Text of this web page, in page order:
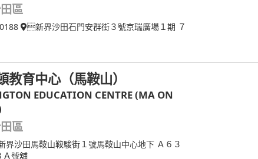
區
新界沙田石門安群街３號京瑞廣場１期 ７
教育中心（馬鞍山）
EDUCATION CENTRE (MA ON
區
界沙田馬鞍山鞍駿街１號馬鞍山中心地下 Ａ６３
Ａ號舖